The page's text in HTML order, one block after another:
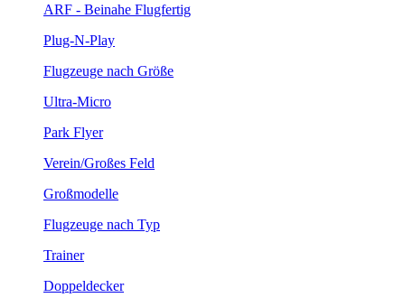
ARF - Beinahe Flugfertig
Plug-N-Play
Flugzeuge nach Größe
Ultra-Micro
Park Flyer
Verein/Großes Feld
Großmodelle
Flugzeuge nach Typ
Trainer
Doppeldecker